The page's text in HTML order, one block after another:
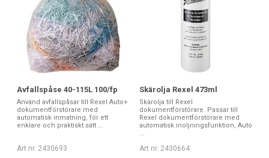
mängder information som är under sekretess finns. Hos oss
kan du köpa dokumentförstörare från till exempel Fellowes,
Rexel, Leitz och Office Depot. Produkterna är i olika
prisklasser, storlekar och med olika funktioner.
Avfallspåse 40-115L 100/fp
Använd avfallspåsar till Rexel Auto+
dokumentförstörare med
automatisk inmatning, för ett
enklare och praktiskt sätt ...
Art nr. 2430693
Skärolja Rexel 473ml
Skärolja till Rexel
dokumentförstörare. Passar till
Rexel dokumentförstörare med
automatisk inoljningsfunktion, Auto
...
Art nr. 2430664